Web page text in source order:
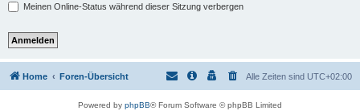
Meinen Online-Status während dieser Sitzung verbergen
Home Foren-Übersicht Alle Zeiten sind UTC+02:00
Powered by phpBB® Forum Software © phpBB Limited